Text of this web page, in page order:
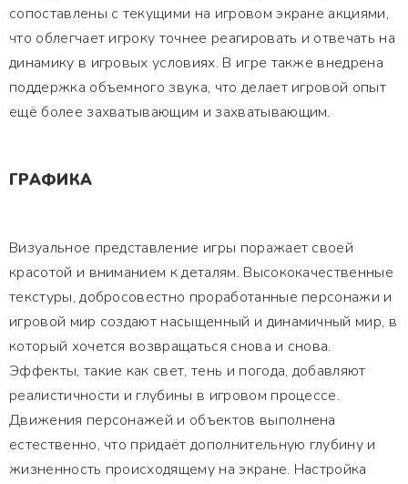
сопоставлены с текущими на игровом экране акциями,
что облегчает игроку точнее реагировать и отвечать на
динамику в игровых условиях. В игре также внедрена
поддержка объемного звука, что делает игровой опыт
ещё более захватывающим и захватывающим.
ГРАФИКА
Визуальное представление игры поражает своей
красотой и вниманием к деталям. Высококачественные
текстуры, добросовестно проработанные персонажи и
игровой мир создают насыщенный и динамичный мир, в
который хочется возвращаться снова и снова.
Эффекты, такие как свет, тень и погода, добавляют
реалистичности и глубины в игровом процессе.
Движения персонажей и объектов выполнена
естественно, что придаёт дополнительную глубину и
жизненность происходящему на экране. Настройка